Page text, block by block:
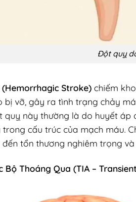
Đột quỵ
Stroke) chiếm
bị vỡ, gây ra tình trạng chảy
quỵ này thường là do huyết
cấu trúc của mạch máu.
tổn thương nghiêm trọng
Bộ Thoáng Qua (TIA –